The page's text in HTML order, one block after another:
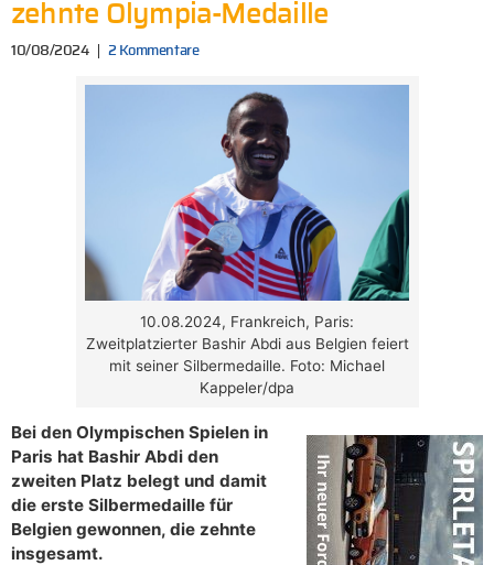
zehnte Olympia-Medaille
10/08/2024 2 Kommentare
10.08.2024, Frankreich, Paris:
Zweitplatzierter Bashir Abdi aus Belgien feiert
mit seiner Silbermedaille. Foto: Michael
Kappeler/dpa
Bei den Olympischen Spielen in
Paris hat Bashir Abdi den
zweiten Platz belegt und damit
die erste Silbermedaille für
Belgien gewonnen, die zehnte
insgesamt.